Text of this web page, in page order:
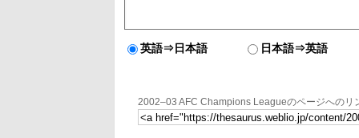
英語⇒日本語 日本語⇒英語
2002–03 AFC Champions Leagueのページへのリ